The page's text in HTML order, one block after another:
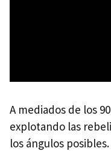
A mediados de los
explotando las
los ángulos